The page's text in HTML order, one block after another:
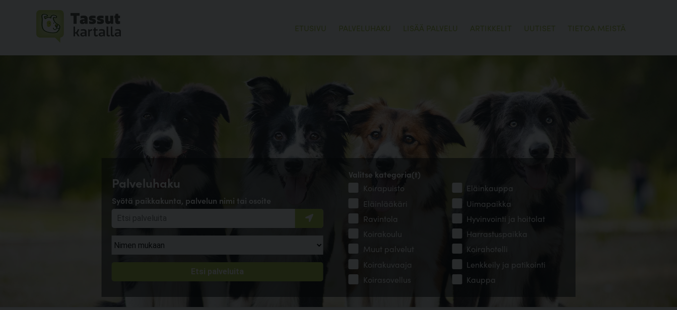
ETUSIVU PALVELUHAKU LISÄÄ PALVELU ARTIKKELIT UUTISET TIETOA MEISTÄ
Palveluhaku
Syötä paikkakunta, palvelun nimi tai osoite
Valitse kategoria(t)
Koirapuisto
Eläinkauppa
Eläinlääkäri
Uimapaikka
Ravintola
Hyvinvointi ja hoitolat
Koirakoulu
Harrastuspaikka
Muut palvelut
Koirahotelli
Koirakuvaaja
Lenkkeily ja patikointi
Koirasovellus
Kauppa